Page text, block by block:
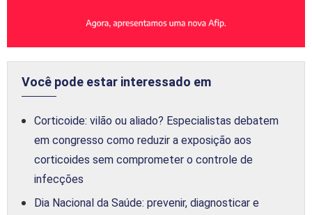
Você pode estar interessado em
Corticoide: vilão ou aliado? Especialistas debatem
em congresso como reduzir a exposição aos
corticoides sem comprometer o controle de
infecções
Dia Nacional da Saúde: prevenir, diagnosticar e